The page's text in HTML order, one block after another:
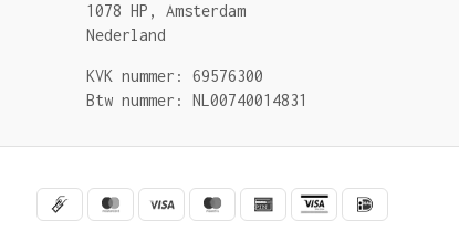
1078 HP, Amsterdam
Nederland
KVK nummer: 69576300
Btw nummer: NL00740014831